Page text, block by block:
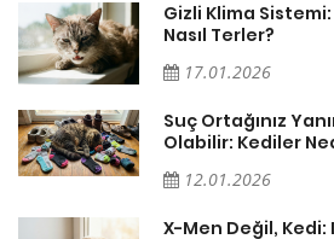
Gizli Klima
Nasıl Terler?
17.01.2026
Suç Ortağınız
Olabilir: Kediler
12.01.2026
X-Men Değil,